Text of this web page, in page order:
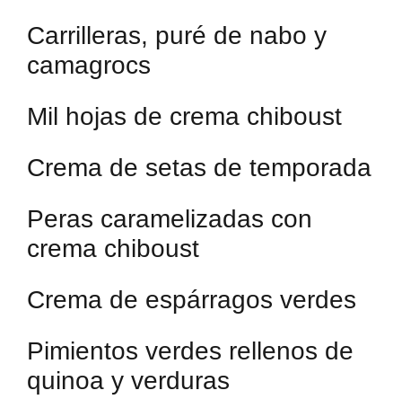
Carrilleras, puré de nabo y
camagrocs
Mil hojas de crema chiboust
Crema de setas de temporada
Peras caramelizadas con
crema chiboust
Crema de espárragos verdes
Pimientos verdes rellenos de
quinoa y verduras